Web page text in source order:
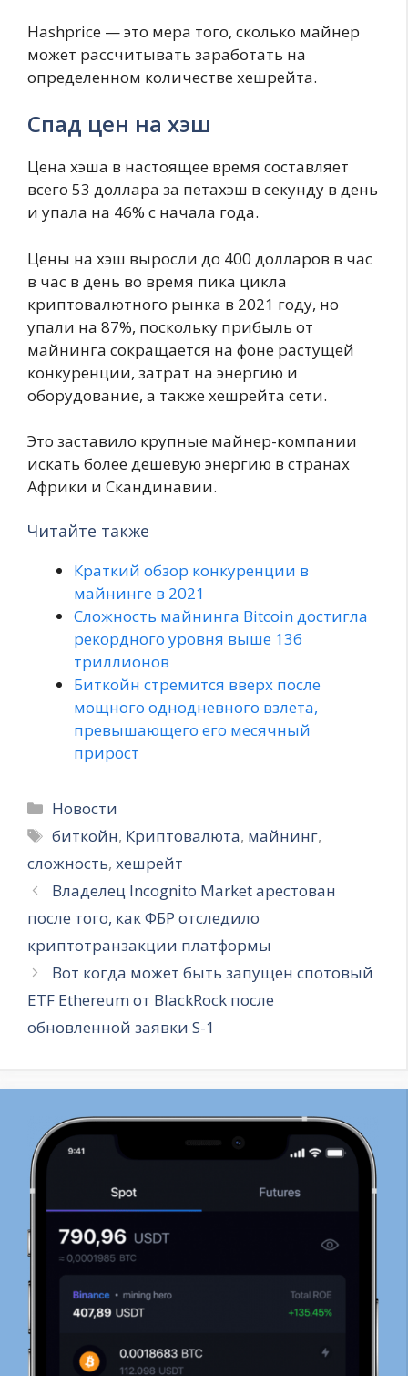
Hashprice — это мера того, сколько майнер
может рассчитывать заработать на
определенном количестве хешрейта.
Спад цен на хэш
Цена хэша в настоящее время составляет
всего 53 доллара за петахэш в секунду в день
и упала на 46% с начала года.
Цены на хэш выросли до 400 долларов в час
в час в день во время пика цикла
криптовалютного рынка в 2021 году, но
упали на 87%, поскольку прибыль от
майнинга сокращается на фоне растущей
конкуренции, затрат на энергию и
оборудование, а также хешрейта сети.
Это заставило крупные майнер-компании
искать более дешевую энергию в странах
Африки и Скандинавии.
Читайте также
Краткий обзор конкуренции в
майнинге в 2021
Сложность майнинга Bitcoin достигла
рекордного уровня выше 136
триллионов
Биткойн стремится вверх после
мощного однодневного взлета,
превышающего его месячный
прирост
Рубрики
Новости
Метки
биткойн, Криптовалюта, майнинг,
сложность, хешрейт
Владелец Incognito Market арестован
после того, как ФБР отследило
криптотранзакции платформы
Вот когда может быть запущен спотовый
ETF Ethereum от BlackRock после
обновленной заявки S-1